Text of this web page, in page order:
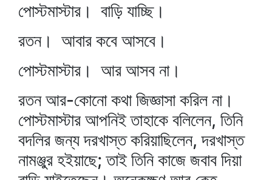
পোস্টমাস্টার। বাড়ি যাচ্ছি।
রতন। আবার কবে আসবে।
পোস্টমাস্টার। আর আসব না।
রতন আর-কোনো কথা জিজ্ঞাসা করিল না।
পোস্টমাস্টার আপনিই তাহাকে বলিলেন, তিনি
বদলির জন্য দরখাস্ত করিয়াছিলেন, দরখাস্ত
নামঞ্জুর হইয়াছে; তাই তিনি কাজে জবাব দিয়া